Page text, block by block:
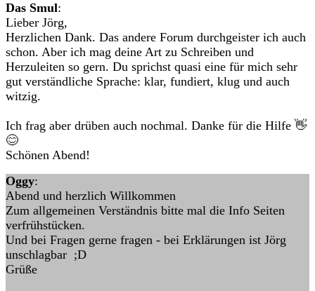
Das Smul:
Lieber Jörg,
Herzlichen Dank. Das andere Forum durchgeister ich auch
schon. Aber ich mag deine Art zu Schreiben und
Herzuleiten so gern. Du sprichst quasi eine für mich sehr
gut verständliche Sprache: klar, fundiert, klug und auch
witzig.
Ich frag aber drüben auch nochmal. Danke für die Hilfe 👋
😊
Schönen Abend!
Oggy:
Abend und herzlich Willkommen
Zum allgemeinen Verständnis bitte mal die Info Seiten
verfrühstücken.
Und bei Fragen gerne fragen - bei Erklärungen ist Jörg
unschlagbar ;D
Grüße